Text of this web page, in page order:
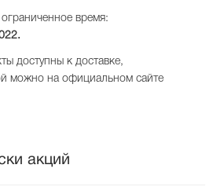
время:
.
доступны к доставке,
можно на официальном сайте
акций